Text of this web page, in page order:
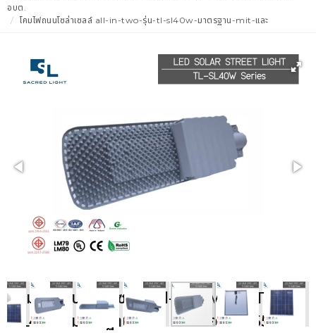
อบต.
โคมไฟถนนโซล่าเซลล์ all-in-two-รุ่น-tl-sl40w-มาตรฐาน-mit-และ
โคมไฟถนนโซล่าเซลล์ All-in-Two รุ่น TL-
SL40W มาตรฐาน MiT และ มอก. 1955-